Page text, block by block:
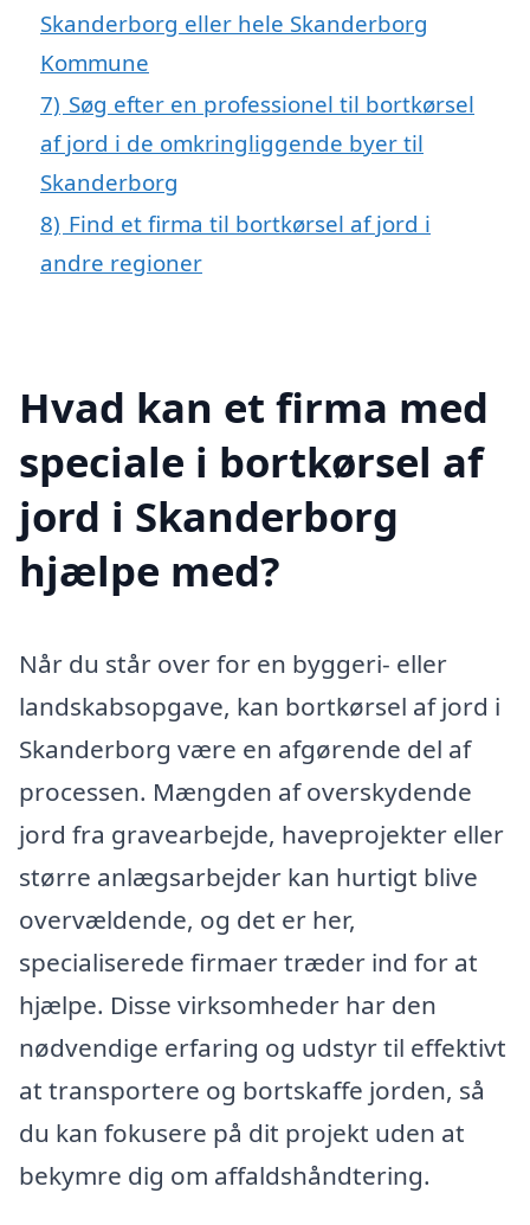
Skanderborg eller hele Skanderborg
Kommune
7) Søg efter en professionel til bortkørsel
af jord i de omkringliggende byer til
Skanderborg
8) Find et firma til bortkørsel af jord i
andre regioner
Hvad kan et firma med
speciale i bortkørsel af
jord i Skanderborg
hjælpe med?
Når du står over for en byggeri- eller
landskabsopgave, kan bortkørsel af jord i
Skanderborg være en afgørende del af
processen. Mængden af overskydende
jord fra gravearbejde, haveprojekter eller
større anlægsarbejder kan hurtigt blive
overvældende, og det er her,
specialiserede firmaer træder ind for at
hjælpe. Disse virksomheder har den
nødvendige erfaring og udstyr til effektivt
at transportere og bortskaffe jorden, så
du kan fokusere på dit projekt uden at
bekymre dig om affaldshåndtering.